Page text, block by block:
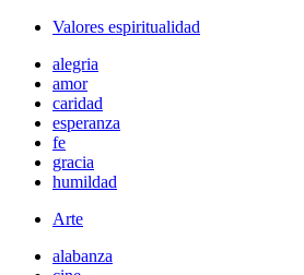
Valores espiritualidad
alegria
amor
caridad
esperanza
fe
gracia
humildad
Arte
alabanza